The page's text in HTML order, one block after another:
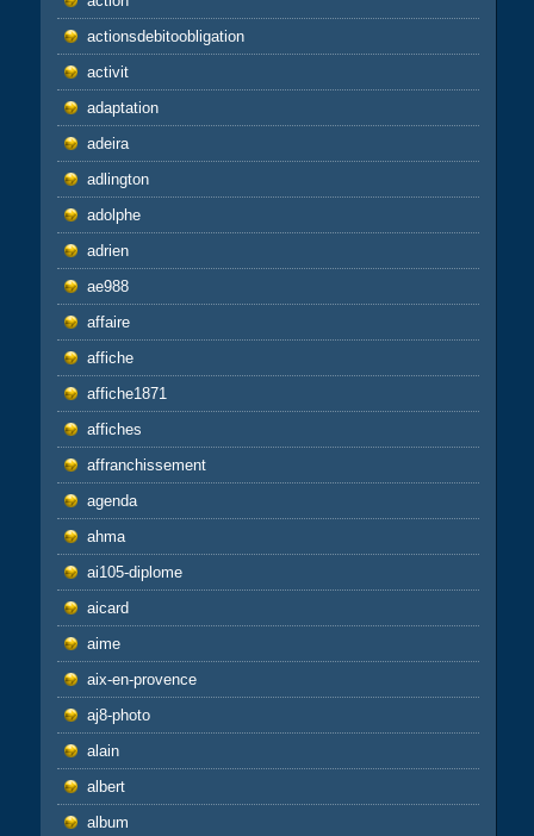
actionsdebitoobligation
activit
adaptation
adeira
adlington
adolphe
adrien
ae988
affaire
affiche
affiche1871
affiches
affranchissement
agenda
ahma
ai105-diplome
aicard
aime
aix-en-provence
aj8-photo
alain
albert
album